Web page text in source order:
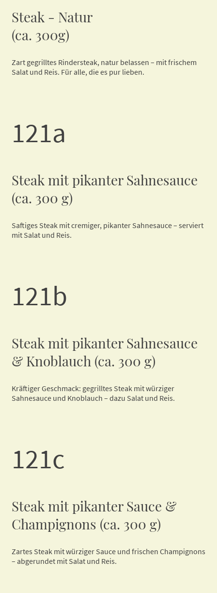
Steak - Natur
(ca. 300g)
Zart gegrilltes Rindersteak, natur belassen – mit frischem
Salat und Reis. Für alle, die es pur lieben.
121a
Steak mit pikanter Sahnesauce
(ca. 300 g)
Saftiges Steak mit cremiger, pikanter Sahnesauce – serviert
mit Salat und Reis.
121b
Steak mit pikanter Sahnesauce
& Knoblauch (ca. 300 g)
Kräftiger Geschmack: gegrilltes Steak mit würziger
Sahnesauce und Knoblauch – dazu Salat und Reis.
121c
Steak mit pikanter Sauce &
Champignons (ca. 300 g)
Zartes Steak mit würziger Sauce und frischen Champignons
– abgerundet mit Salat und Reis.